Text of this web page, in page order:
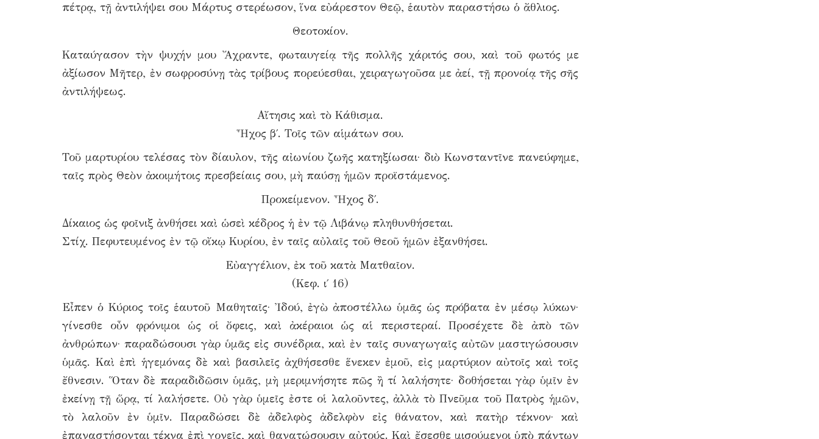
πέτρᾳ, τῇ ἀντιλήψει σου Μάρτυς στερέωσον, ἵνα εὐάρεστον Θεῷ, ἑαυτὸν παραστήσω ὁ ἄθλιος.
Θεοτοκίον.
Καταύγασον τὴν ψυχήν μου Ἄχραντε, φωταυγείᾳ τῆς πολλῆς χάριτός σου, καὶ τοῦ φωτός με
ἀξίωσον Μῆτερ, ἐν σωφροσύνῃ τὰς τρίβους πορεύεσθαι, χειραγωγοῦσα με ἀεί, τῇ προνοίᾳ τῆς σῆς
ἀντιλήψεως.
Αἴτησις καὶ τὸ Κάθισμα.
Ἦχος β΄. Τοῖς τῶν αἱμάτων σου.
Τοῦ μαρτυρίου τελέσας τὸν δίαυλον, τῆς αἰωνίου ζωῆς κατηξίωσαι· διὸ Κωνσταντῖνε πανεύφημε,
ταῖς πρὸς Θεὸν ἀκοιμήτοις πρεσβείαις σου, μὴ παύσῃ ἡμῶν προϊστάμενος.
Προκείμενον. Ἦχος δ΄.
Δίκαιος ὡς φοῖνιξ ἀνθήσει καὶ ὡσεὶ κέδρος ἡ ἐν τῷ Λιβάνῳ πληθυνθήσεται.
Στίχ. Πεφυτευμένος ἐν τῷ οἴκῳ Κυρίου, ἐν ταῖς αὐλαῖς τοῦ Θεοῦ ἡμῶν ἐξανθήσει.
Εὐαγγέλιον, ἐκ τοῦ κατὰ Ματθαῖον.
(Κεφ. ι΄ 16)
Εἶπεν ὁ Κύριος τοῖς ἑαυτοῦ Μαθηταῖς· Ἰδού, ἐγὼ ἀποστέλλω ὑμᾶς ὡς πρόβατα ἐν μέσῳ λύκων·
γίνεσθε οὖν φρόνιμοι ὡς οἱ ὄφεις, καὶ ἀκέραιοι ὡς αἱ περιστεραί. Προσέχετε δὲ ἀπὸ τῶν
ἀνθρώπων· παραδώσουσι γὰρ ὑμᾶς εἰς συνέδρια, καὶ ἐν ταῖς συναγωγαῖς αὐτῶν μαστιγώσουσιν
ὑμᾶς. Καὶ ἐπὶ ἡγεμόνας δὲ καὶ βασιλεῖς ἀχθήσεσθε ἕνεκεν ἐμοῦ, εἰς μαρτύριον αὐτοῖς καὶ τοῖς
ἔθνεσιν. Ὅταν δὲ παραδιδῶσιν ὑμᾶς, μὴ μεριμνήσητε πῶς ἢ τί λαλήσητε· δοθήσεται γὰρ ὑμῖν ἐν
ἐκείνῃ τῇ ὥρᾳ, τί λαλήσετε. Οὐ γὰρ ὑμεῖς ἐστε οἱ λαλοῦντες, ἀλλὰ τὸ Πνεῦμα τοῦ Πατρὸς ἡμῶν,
τὸ λαλοῦν ἐν ὑμῖν. Παραδώσει δὲ ἀδελφὸς ἀδελφὸν εἰς θάνατον, καὶ πατὴρ τέκνον· καὶ
ἐπαναστήσονται τέκνα ἐπὶ γονεῖς, καὶ θανατώσουσιν αὐτούς. Καὶ ἔσεσθε μισούμενοι ὑπὸ πάντων